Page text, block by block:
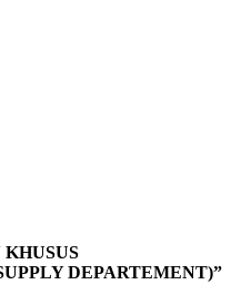
DEPARTEMENT)”